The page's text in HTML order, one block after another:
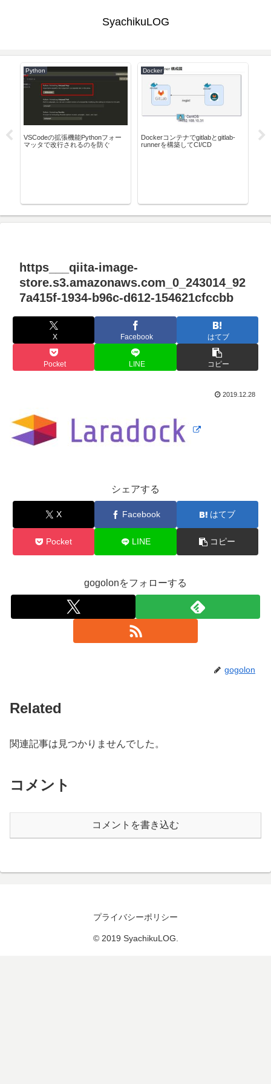
SyachikuLOG
Python
VSCodeの拡張機能Pythonフォー
マッタで改行されるのを防ぐ
Docker
Dockerコンテナでgitlabとgitlab-
runnerを構築してCI/CD
https___qiita-image-
store.s3.amazonaws.com_0_243014_92
7a415f-1934-b96c-d612-154621cfccbb
X Facebook はてブ
Pocket LINE コピー
2019.12.28
シェアする
X Facebook はてブ
Pocket LINE コピー
gogolonをフォローする
gogolon
Related
関連記事は見つかりませんでした。
コメント
コメントを書き込む
プライバシーポリシー
© 2019 SyachikuLOG.